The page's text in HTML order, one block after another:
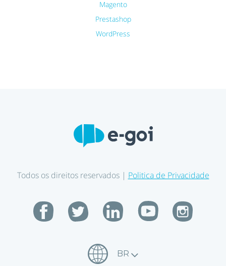
Magento
Prestashop
WordPress
Todos os direitos reservados | Politica de Privacidade